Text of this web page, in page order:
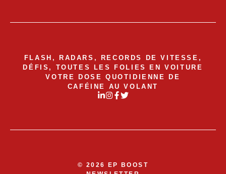
FLASH, RADARS, RECORDS DE VITESSE,
DÉFIS, TOUTES LES FOLIES EN VOITURE
VOTRE DOSE QUOTIDIENNE DE
CAFÉINE AU VOLANT
© 2026 EP BOOST